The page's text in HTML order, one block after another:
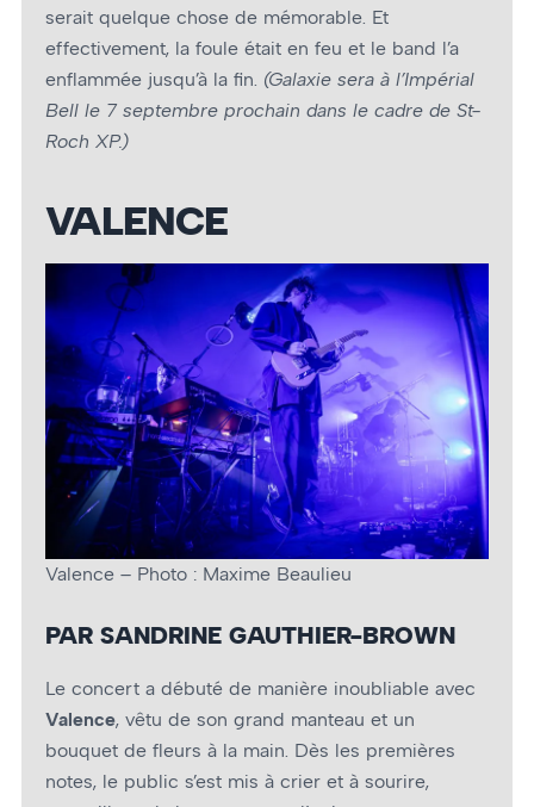
serait quelque chose de mémorable. Et
effectivement, la foule était en feu et le band l’a
enflammée jusqu’à la fin. (Galaxie sera à l’Impérial
Bell le 7 septembre prochain dans le cadre de St-
Roch XP.)
VALENCE
Valence – Photo : Maxime Beaulieu
PAR SANDRINE GAUTHIER-BROWN
Le concert a débuté de manière inoubliable avec
Valence, vêtu de son grand manteau et un
bouquet de fleurs à la main. Dès les premières
notes, le public s’est mis à crier et à sourire,